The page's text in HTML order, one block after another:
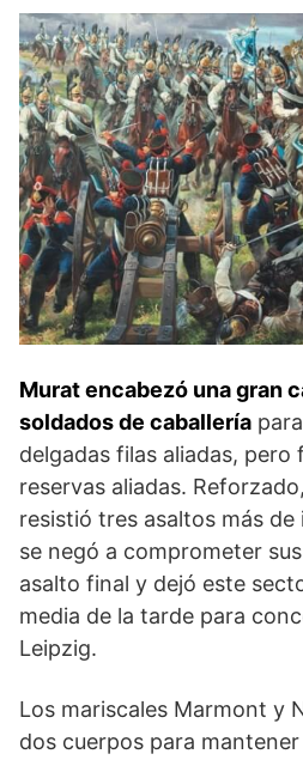
Murat encabezó una gran
soldados de ca­ballería
delgadas filas alia­das,
reservas aliadas.
resistió tres asaltos más
se negó a comprometer
asalto final y dejó este
media de la tarde para
Leipzig.
Los mariscales Marmont y
dos cuerpos para